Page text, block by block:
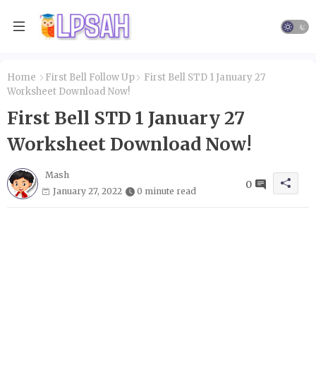
Home First Bell Follow Up
First Bell STD 1 January 27
Worksheet Download Now!
First Bell STD 1 January 27
Worksheet Download Now!
Mash
January 27, 2022
0 minute read
0